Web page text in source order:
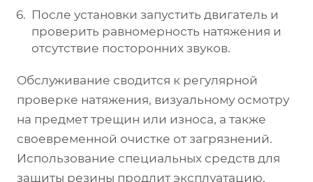
После установки запустить двигатель и
проверить равномерность натяжения и
отсутствие посторонних звуков.
Обслуживание сводится к регулярной
проверке натяжения, визуальному осмотру
на предмет трещин или износа, а также
своевременной очистке от загрязнений.
Использование специальных средств для
защиты резины продлит эксплуатацию.